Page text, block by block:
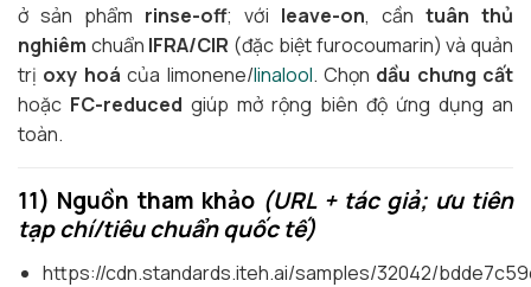
ở sản phẩm rinse-off; với leave-on, cần tuân thủ
nghiêm chuẩn IFRA/CIR (đặc biệt furocoumarin) và quản
trị oxy hoá của limonene/linalool. Chọn dầu chưng cất
hoặc FC-reduced giúp mở rộng biên độ ứng dụng an
toàn.
11) Nguồn tham khảo (URL + tác giả; ưu tiên
tạp chí/tiêu chuẩn quốc tế)
https://cdn.standards.iteh.ai/samples/32042/